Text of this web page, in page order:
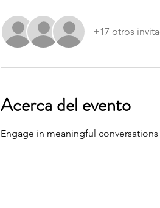
+17 otros
Acerca del evento
Engage in meaningful